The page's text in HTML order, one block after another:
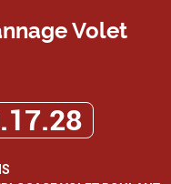
Volet